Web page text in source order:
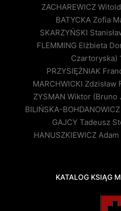
ZACHAREWICZ
BATYCKA Zofia
SKARZYŃSKI
FLEMMING Elżbieta
Czartoryska)
PRZYSIĘŻNIAK
MARCHWICKI
ZYSMAN Wiktor
BILIŃSKA-
GAJCY Tadeusz
HANUSZKIEWICZ
KATALOG KSIĄG